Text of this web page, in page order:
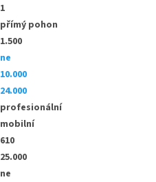
1
přímý pohon
1.500
ne
10.000
24.000
profesionální
mobilní
610
25.000
ne